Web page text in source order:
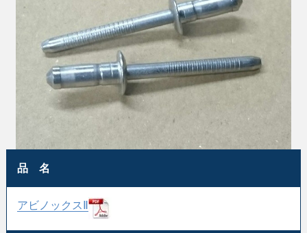
品 名
アビノックスⅡ